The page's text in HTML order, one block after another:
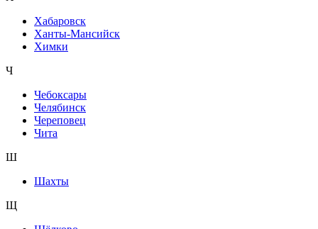
Хабаровск
Ханты-Мансийск
Химки
Ч
Чебоксары
Челябинск
Череповец
Чита
Ш
Шахты
Щ